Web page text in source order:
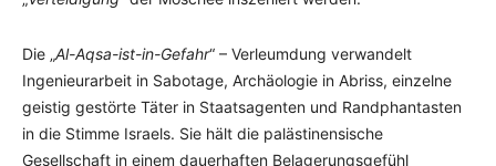
Die „Al-Aqsa-ist-in-Gefahr“ – Verleumdung verwandelt
Ingenieurarbeit in Sabotage, Archäologie in Abriss, einzelne
geistig gestörte Täter in Staatsagenten und Randphantasten
in die Stimme Israels. Sie hält die palästinensische
Gesellschaft in einem dauerhaften Belagerungsgefühl